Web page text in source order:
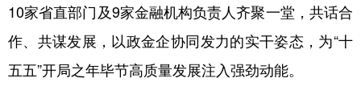
六盘水 毕节 铜仁 黔东南
黔南 黔西南
10家省直部门及9家金融机构负责人齐聚一堂，共话合
作、共谋发展，以政金企协同发力的实干姿态，为“十
五五”开局之年毕节高质量发展注入强劲动能。